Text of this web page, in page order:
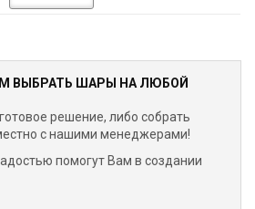
ВЫБРАТЬ ШАРЫ НА ЛЮБОЙ
решение, либо собрать
с нашими менеджерами!
помогут Вам в создании